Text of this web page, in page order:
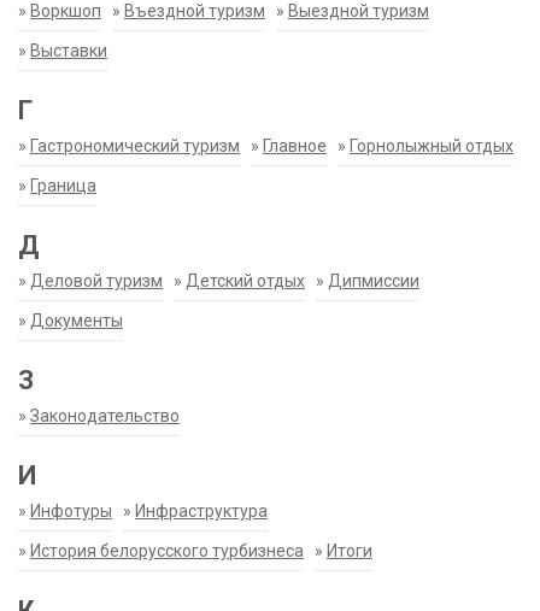
» Воркшоп » Въездной туризм » Выездной туризм
» Выставки
Г
» Гастрономический туризм » Главное » Горнолыжный отдых
» Граница
Д
» Деловой туризм » Детский отдых » Дипмиссии
» Документы
З
» Законодательство
И
» Инфотуры » Инфраструктура
» История белорусского турбизнеса » Итоги